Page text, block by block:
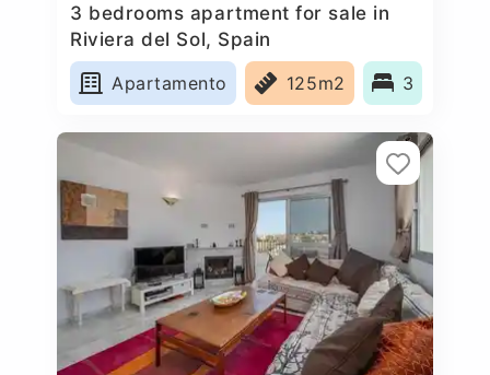
3 bedrooms apartment for sale in
Riviera del Sol, Spain
Apartamento
125m2 3